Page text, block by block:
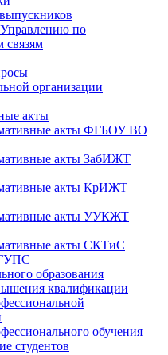
Управлению по
связям
организации
акты
акты ФГБОУ ВО
акты ЗабИЖТ
акты КрИЖТ
акты УУКЖТ
акты СКТиС
образования
квалификации
обучения
студентов